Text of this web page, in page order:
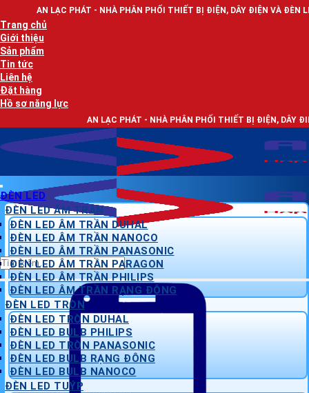
qua
nội
dung
- NHÀ PHÂN PHỐI THIẾT BỊ ĐIỆN, DÂY ĐIỆN VÀ ĐÈN LED CHIẾU SÁNG
Trang chủ
Giới thiệu
Sản phẩm
Tin tức
Liên hệ
Đặt hàng
Hồ sơ năng lực
AN LẠC PHÁT - NHÀ PHÂN PHỐI THIẾT BỊ ĐIỆN, DÂY ĐIỆN VÀ ĐÈN LED
Tìm
kiếm:
ĐÈN LED
ĐÈN LED ÂM TRẦN
ĐÈN LED ÂM TRẦN DUHAL
ĐÈN LED ÂM TRẦN NANOCO
ĐÈN LED ÂM TRẦN PANASONIC
ĐÈN LED ÂM TRẦN PARAGON
ĐÈN LED ÂM TRẦN PHILIPS
ĐÈN LED ÂM TRẦN RẠNG ĐÔNG
ĐÈN LED TRÒN
ĐÈN LED TRÒN DUHAL
ĐÈN LED BULB PHILIPS
ĐÈN LED TRÒN PANASONIC
ĐÈN LED BULB RẠNG ĐÔNG
ĐÈN LED BULB NANOCO
ĐÈN LED TUÝP